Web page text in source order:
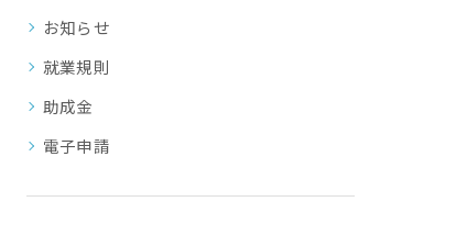
お知らせ
就業規則
助成金
電子申請